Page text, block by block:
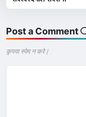
Post a Comment
कृपया स्पेम न करे |